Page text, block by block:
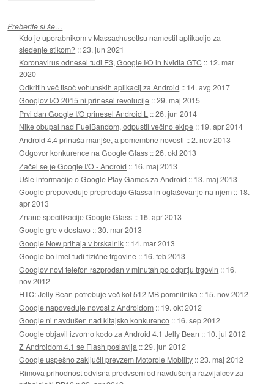
Preberite si še…
Kdo je uporabnikom v Massachusettsu namestil aplikacijo za
sledenje stikom? ::23. jun 2021
Koronavirus odnesel tudi E3, Google I/O in Nvidia GTC :: 12. mar
2020
Odkritih več tisoč vohunskih aplikacij za Android :: 14. avg 2017
Googlov I/O 2015 ni prinesel revolucije ::29. maj 2015
Prvi dan Google I/O prinesel Android L ::26. jun 2014
Nike obupal nad FuelBandom, odpustil večino ekipe :: 19. apr 2014
Android 4.4 prinaša manjše, a pomembne novosti ::2. nov 2013
Odgovor konkurence na Google Glass ::26. okt 2013
Začel se je Google I/O - Android :: 16. maj 2013
Ušle informacije o Google Play Games za Android :: 13. maj 2013
Google prepoveduje preprodajo Glassa in oglaševanje na njem :: 18.
apr 2013
Znane specifikacije Google Glass :: 16. apr 2013
Google gre v dostavo ::30. mar 2013
Google Now prihaja v brskalnik :: 14. mar 2013
Google bo imel tudi fizične trgovine :: 16. feb 2013
Googlov novi telefon razprodan v minutah po odprtju trgovin :: 16.
nov 2012
HTC: Jelly Bean potrebuje več kot 512 MB pomnilnika :: 15. nov 2012
Google napoveduje novost z Androidom :: 19. okt 2012
Google ni navdušen nad kitajsko konkurenco :: 16. sep 2012
Google objavil izvorno kodo za Android 4.1 Jelly Bean :: 10. jul 2012
Z Androidom 4.1 se Flash poslavlja ::29. jun 2012
Google uspešno zaključil prevzem Motorole Mobility ::23. maj 2012
Rimova prihodnost odvisna predvsem od navdušenja razvijalcev za